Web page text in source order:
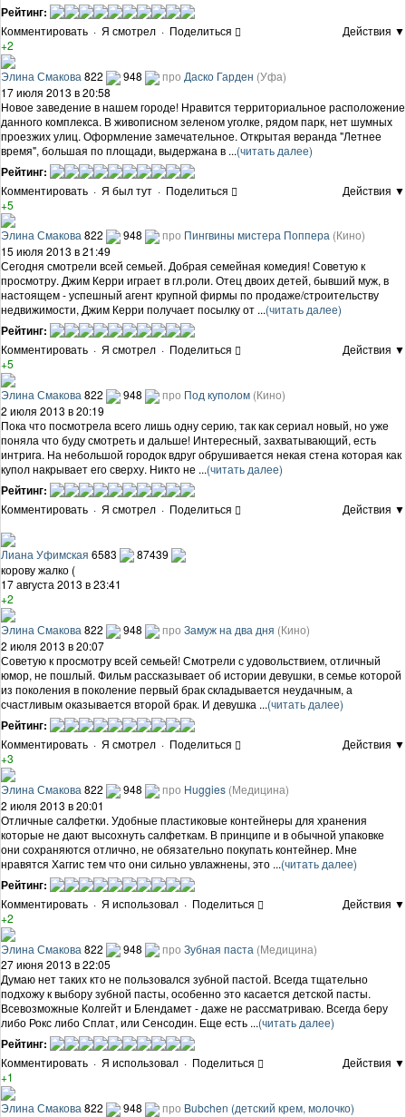
Рейтинг:
Комментировать · Я смотрел · Поделиться
Действия ▼
+2
Элина Смакова 822 948 про Даско Гарден (Уфа)
17 июля 2013 в 20:58
Новое заведение в нашем городе! Нравится территориальное расположение
данного комплекса. В живописном зеленом уголке, рядом парк, нет шумных
проезжих улиц. Оформление замечательное. Открытая веранда "Летнее
время", большая по площади, выдержана в ...(читать далее)
Рейтинг:
Комментировать · Я был тут · Поделиться
Действия ▼
+5
Элина Смакова822 948 про Пингвины мистера Поппера (Кино)
15 июля 2013 в 21:49
Сегодня смотрели всей семьей. Добрая семейная комедия! Советую к
просмотру. Джим Керри играет в гл.роли. Отец двоих детей, бывший муж, в
настоящем - успешный агент крупной фирмы по продаже/строительству
недвижимости, Джим Керри получает посылку от ...(читать далее)
Рейтинг:
Комментировать · Я смотрел · Поделиться
Действия ▼
+5
Элина Смакова 822 948 про Под куполом (Кино)
2 июля 2013 в 20:19
Пока что посмотрела всего лишь одну серию, так как сериал новый, но уже
поняла что буду смотреть и дальше! Интересный, захватывающий, есть
интрига. На небольшой городок вдруг обрушивается некая стена которая как
купол накрывает его сверху. Никто не ...(читать далее)
Рейтинг:
Комментировать · Я смотрел · Поделиться Действия ▼
Лиана Уфимская 6583
87439
корову жалко (
17 августа 2013 в 23:41
+2
Элина Смакова 822 948 про Замуж на два дня (Кино)
2 июля 2013 в 20:07
Советую к просмотру всей семьей! Смотрели с удовольствием, отличный
юмор, не пошлый. Фильм рассказывает об истории девушки, в семье которой
из поколения в поколение первый брак складывается неудачным, а
счастливым оказывается второй брак. И девушка ...(читать далее)
Рейтинг:
Комментировать · Я смотрел · Поделиться
Действия ▼
+3
Элина Смакова 822 948 про Huggies (Медицина)
2 июля 2013 в 20:01
Отличные салфетки. Удобные пластиковые контейнеры для хранения
которые не дают высохнуть салфеткам. В принципе и в обычной упаковке
они сохраняются отлично, не обязательно покупать контейнер. Мне
нравятся Хаггис тем что они сильно увлажнены, это ...(читать далее)
Рейтинг:
Комментировать · Я использовал · Поделиться
Действия ▼
+2
Элина Смакова 822 948 про Зубная паста (Медицина)
27 июня 2013 в 22:05
Думаю нет таких кто не пользовался зубной пастой. Всегда тщательно
подхожу к выбору зубной пасты, особенно это касается детской пасты.
Всевозможные Колгейт и Блендамет - даже не рассматриваю. Всегда беру
либо Рокс либо Сплат, или Сенсодин. Еще есть ...(читать далее)
Рейтинг:
Комментировать · Я использовал · Поделиться
Действия ▼
+1
Элина Смакова 822 948 про Bubchen (детский крем, молочко)